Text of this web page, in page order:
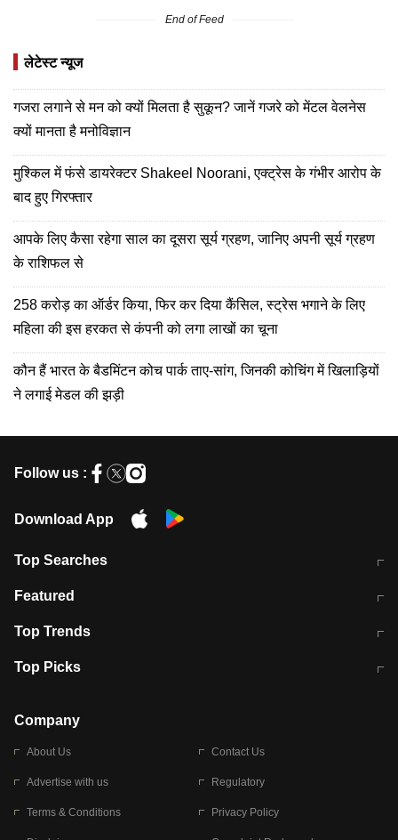
End of Feed
लेटेस्ट न्यूज
गजरा लगाने से मन को क्यों मिलता है सुकून? जानें गजरे को मेंटल वेलनेस
क्यों मानता है मनोविज्ञान
मुश्किल में फंसे डायरेक्टर Shakeel Noorani, एक्ट्रेस के गंभीर आरोप के
बाद हुए गिरफ्तार
आपके लिए कैसा रहेगा साल का दूसरा सूर्य ग्रहण, जानिए अपनी सूर्य ग्रहण
के राशिफल से
258 करोड़ का ऑर्डर किया, फिर कर दिया कैंसिल, स्ट्रेस भगाने के लिए
महिला की इस हरकत से कंपनी को लगा लाखों का चूना
कौन हैं भारत के बैडमिंटन कोच पार्क ताए-सांग, जिनकी कोचिंग में खिलाड़ियों
ने लगाई मेडल की झड़ी
Follow us :
Download App
Top Searches
मुंबई में लगे 'जेन जी' के पोस्टर, लिखा- 'मैं
Featured
10 अगस्त को विधानसभा का घेराव करेंगे
Top Trends
RBI का नया नियम: अब बैंकों को अपनी सभी
Top Picks
बारिश की चेतावनी
Company
About Us Contact Us
Advertise with us Regulatory
Terms & Conditions Privacy Policy